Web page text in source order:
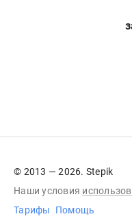
© 2013 — 2026. Stepik
Наши условия
Тарифы
Помощь